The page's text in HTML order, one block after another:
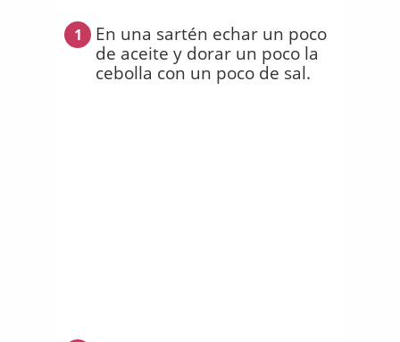
1
En una sartén echar un poco
de aceite y dorar un poco la
cebolla con un poco de sal.